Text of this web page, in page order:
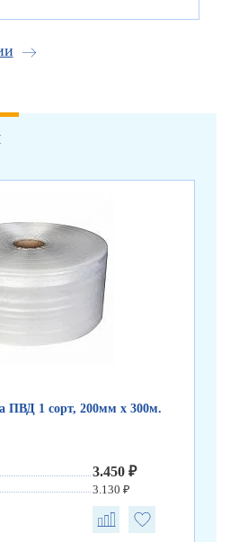
ПВД 1 сорт, 200мм х 300м.
3.450 ₽
3.130 ₽